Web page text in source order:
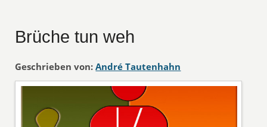
Brüche tun weh
Geschrieben von: André Tautenhahn